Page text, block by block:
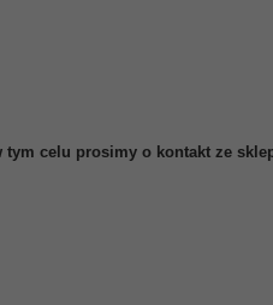
tym celu prosimy o kontakt ze